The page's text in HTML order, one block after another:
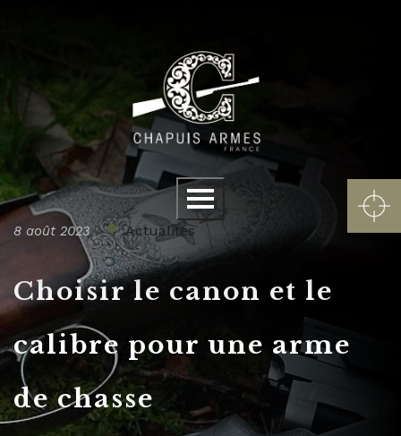
Menu
8 août 2023 Actualités
Choisir le canon et le
calibre pour une arme
de chasse